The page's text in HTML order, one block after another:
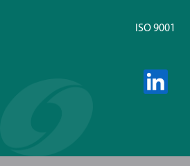
ISO 9001